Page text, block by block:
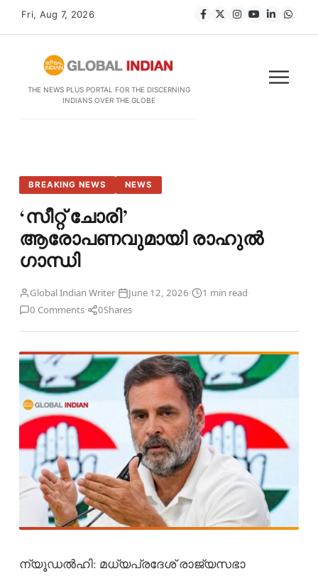
Fri, Aug 7, 2026
THE NEWS PLUS PORTAL FOR THE DISCERNING
INDIANS OVER THE GLOBE
BREAKING NEWS NEWS
‘സീറ്റ് ചോരി’
ആരോപണവുമായി രാഹുല്‍
ഗാന്ധി
Global Indian Writer· June 12, 2026· 1 min read·
0 Comments· 0Shares
ന്യൂഡല്‍ഹി: മധ്യപ്രദേശ് രാജ്യസഭാ